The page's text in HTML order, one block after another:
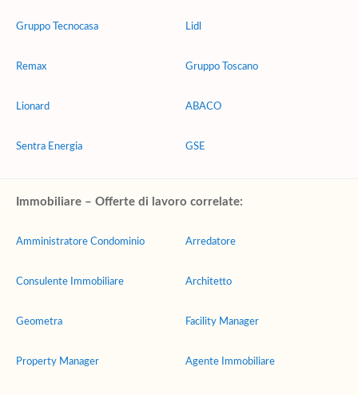
Gruppo Tecnocasa
Remax
Lionard
Sentra Energia
Lidl
Gruppo Toscano
ABACO
GSE
Immobiliare – Offerte di lavoro correlate:
Amministratore Condominio
Consulente Immobiliare
Geometra
Property Manager
Arredatore
Architetto
Facility Manager
Agente Immobiliare